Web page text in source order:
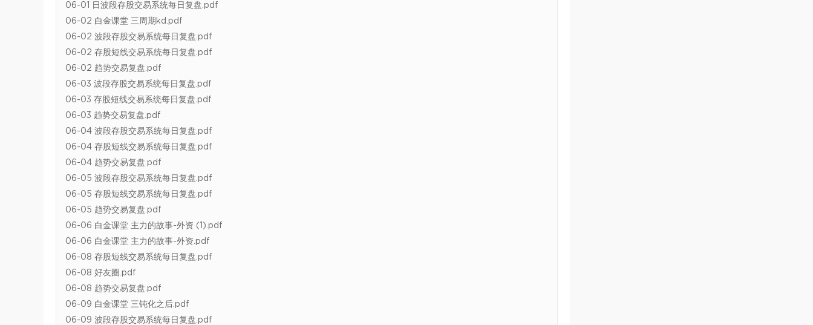
06-01 日波段存股交易系统每日复盘.pdf
06-02 白金课堂 三周期kd.pdf
06-02 波段存股交易系统每日复盘.pdf
06-02 存股短线交易系统每日复盘.pdf
06-02 趋势交易复盘.pdf
06-03 波段存股交易系统每日复盘.pdf
06-03 存股短线交易系统每日复盘.pdf
06-03 趋势交易复盘.pdf
06-04 波段存股交易系统每日复盘.pdf
06-04 存股短线交易系统每日复盘.pdf
06-04 趋势交易复盘.pdf
06-05 波段存股交易系统每日复盘.pdf
06-05 存股短线交易系统每日复盘.pdf
06-05 趋势交易复盘.pdf
06-06 白金课堂 主力的故事-外资 (1).pdf
06-06 白金课堂 主力的故事-外资.pdf
06-08 存股短线交易系统每日复盘.pdf
06-08 好友圈.pdf
06-08 趋势交易复盘.pdf
06-09 白金课堂 三钝化之后.pdf
06-09 波段存股交易系统每日复盘.pdf